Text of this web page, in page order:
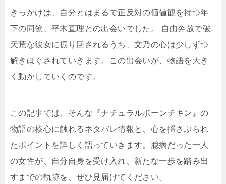
きっかけは、自分とはまるで正反対の価値観を持つ年
下の同僚、平木直理との出会いでした。 自由奔放で破
天荒な彼女に振り回されるうち、文乃の心は少しずつ
解きほぐされていきます。この出会いが、物語を大き
く動かしていくのです。
この記事では、そんな『ナチュラルボーンチキン』の
物語の核心に触れるネタバレ情報と、心を揺さぶられ
たポイントを詳しく語っていきます。臆病だった一人
の女性が、自分自身を受け入れ、新たな一歩を踏み出
すまでの軌跡を、ぜひ見届けてください。